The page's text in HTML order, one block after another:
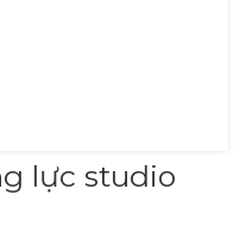
lực studio